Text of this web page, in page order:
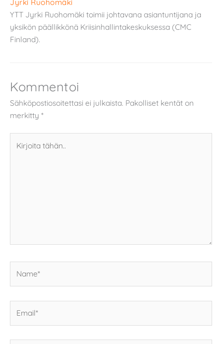
Jyrki Ruohomäki
YTT Jyrki Ruohomäki toimii johtavana asiantuntijana ja
yksikön päällikkönä Kriisinhallintakeskuksessa (CMC
Finland).
Kommentoi
Sähköpostiosoitettasi ei julkaista. Pakolliset kentät on
merkitty *
tähän..